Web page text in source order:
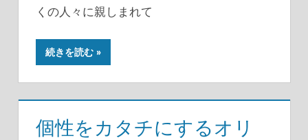
くの人々に親しまれて
続きを読む
個性をカタチにするオリ